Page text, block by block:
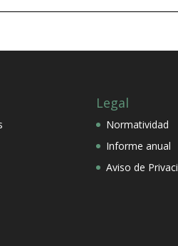
Legal
Normatividad
Informe anual
Aviso de